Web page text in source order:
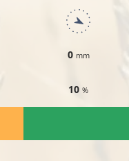
0 mm
10%